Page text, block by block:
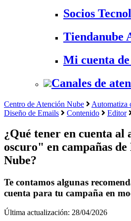
Socios
Tiendanube
Mi cuenta de
Canales de
Centro de Atención Nube
Automatiza
Diseño de Emails
Contenido Editor
¿Qué tener en cuenta
oscuro" en campañas
Nube?
Te contamos algunas
cuenta para tu campaña en
Última actualización: 28/04/2026